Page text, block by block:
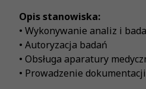
Opis stanowiska:
• Wykonywanie analiz i
• Autoryzacja badań
• Obsługa aparatury
• Prowadzenie